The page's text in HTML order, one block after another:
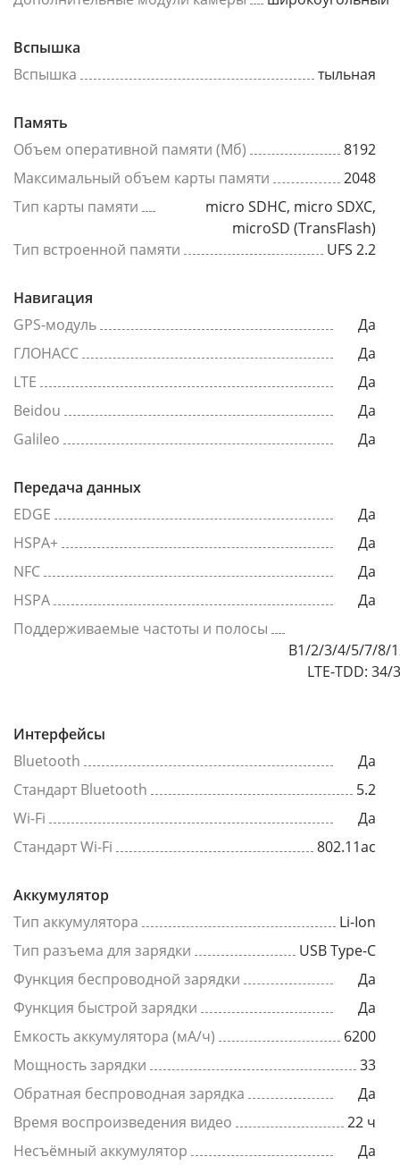
Вспышка
Вспышка
тыльная
Память
Объем оперативной памяти (Мб)
8192
Максимальный объем карты памяти
2048
Тип карты памяти
micro SDHC, micro SDXC,
microSD (TransFlash)
Тип встроенной памяти
UFS 2.2
Навигация
GPS-модуль
Да
ГЛОНАСС
Да
LTE
Да
Beidou
Да
Galileo
Да
Передача данных
EDGE
Да
HSPA+
Да
NFC
Да
HSPA
Да
Поддерживаемые частоты и полосы
B1/2/3/4/5/7/8/
LTE-TDD:
Интерфейсы
Bluetooth
Да
Стандарт Bluetooth
5.2
Wi-Fi
Да
Стандарт Wi-Fi
802.11ac
Аккумулятор
Тип аккумулятора
Li-Ion
Тип разъема для зарядки
USB Type-C
Функция беспроводной зарядки
Да
Функция быстрой зарядки
Да
Емкость аккумулятора (мА/ч)
6200
Мощность зарядки
33
Обратная беспроводная зарядка
Да
Время воспроизведения видео
22 ч
Несъёмный аккумулятор
Да